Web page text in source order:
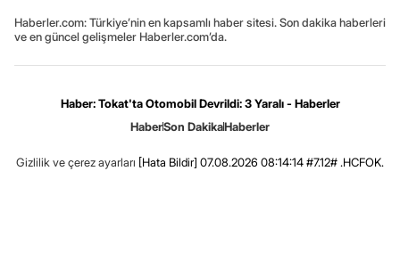
Haberler.com: Türkiye’nin en kapsamlı haber sitesi. Son dakika haberleri
ve en güncel gelişmeler Haberler.com’da.
Haber: Tokat'ta Otomobil Devrildi: 3 Yaralı - Haberler
HaberSon DakikaHaberler
Gizlilik ve çerez ayarları [Hata Bildir] 07.08.2026 08:14:14 #7.12# .HCFOK.